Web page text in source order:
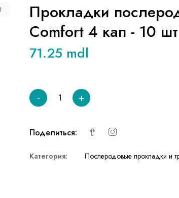
Прокладки
Comfort 4 кап - 10 шт
71.25 mdl
- +
Поделиться:
Категория: Послеродовые прокладки и